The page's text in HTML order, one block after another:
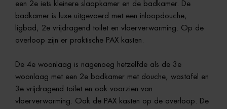
een 2e iets kleinere slaapkamer en de badkamer. De
badkamer is luxe uitgevoerd met een inloopdouche,
ligbad, 2e vrijdragend toilet en vloerverwarming. Op de
overloop zijn er praktische PAX kasten.
De 4e woonlaag is nagenoeg hetzelfde als de 3e
woonlaag met een 2e badkamer met douche, wastafel en
3e vrijdragend toilet en ook voorzien van
vloerverwarming. Ook de PAX kasten op de overloop. De